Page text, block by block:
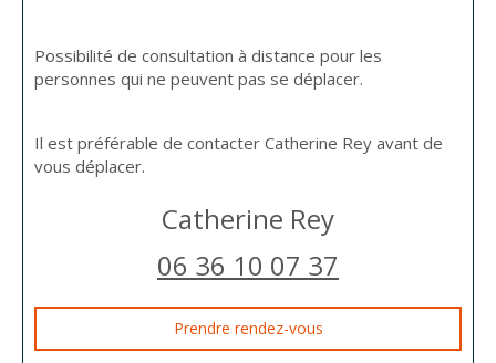
Possibilité de consultation à distance pour les
personnes qui ne peuvent pas se déplacer.
Il est préférable de contacter Catherine Rey avant de
vous déplacer.
Catherine Rey
06 36 10 07 37
Prendre rendez-vous